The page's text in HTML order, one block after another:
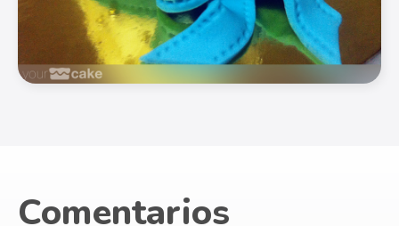
Comentarios